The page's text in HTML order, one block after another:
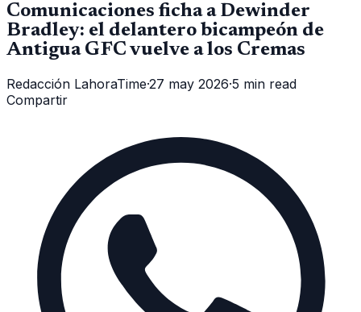
Comunicaciones ficha a Dewinder
Bradley: el delantero bicampeón de
Antigua GFC vuelve a los Cremas
Redacción LahoraTime·27 may 2026·5 min read
Compartir